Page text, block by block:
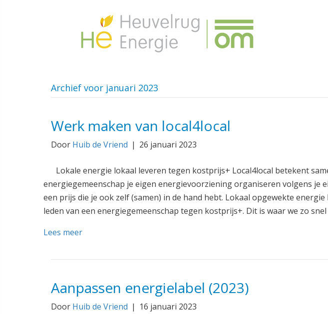
Archief voor januari 2023
Werk maken van local4local
Door Huib de Vriend | 26 januari 2023
Lokale energie lokaal leveren tegen kostprijs+ Local4local betekent
energiegemeenschap je eigen energievoorziening organiseren volgens je
een prijs die je ook zelf (samen) in de hand hebt. Lokaal opgewekte energie
leden van een energiegemeenschap tegen kostprijs+. Dit is waar we zo
Lees meer
Aanpassen energielabel (2023)
Door Huib de Vriend | 16 januari 2023